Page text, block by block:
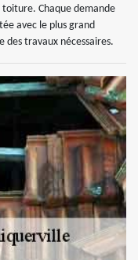
Chaque demande
avec le plus grand
des travaux nécessaires.